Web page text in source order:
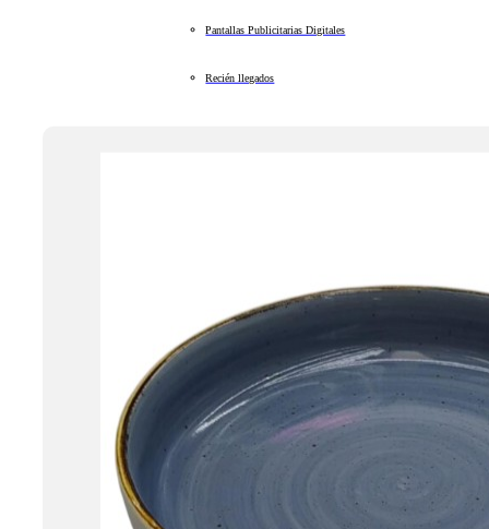
Pantallas Publicitarias Digitales
Recién llegados